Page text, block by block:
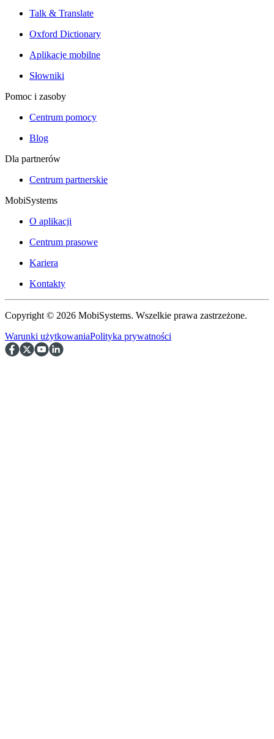
Talk & Translate
Oxford Dictionary
Aplikacje mobilne
Słowniki
Pomoc i zasoby
Centrum pomocy
Blog
Dla partnerów
Centrum partnerskie
MobiSystems
O aplikacji
Centrum prasowe
Kariera
Kontakty
Copyright © 2026 MobiSystems. Wszelkie prawa zastrzeżone.
Warunki użytkowaniaPolityka prywatności